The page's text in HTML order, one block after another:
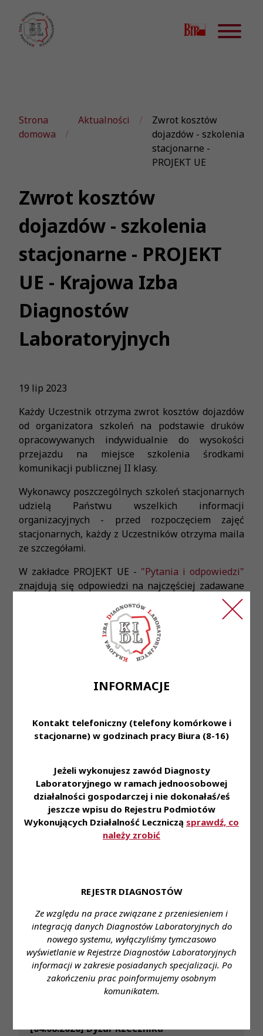
INFORMACJE
Kontakt telefoniczny (telefony komórkowe i
stacjonarne) w godzinach pracy Biura (8-16)
Jeżeli wykonujesz zawód Diagnosty
Laboratoryjnego w ramach jednoosobowej
działalności gospodarczej i nie dokonałaś/eś
jeszcze wpisu do Rejestru Podmiotów
Wykonujących Działalność Leczniczą sprawdź, co
należy zrobić
REJESTR DIAGNOSTÓW
Ze względu na prace związane z przeniesieniem i
integracją danych Diagnostów Laboratoryjnych do
nowego systemu, wyłączyliśmy tymczasowo
wyświetlanie w Rejestrze Diagnostów Laboratoryjnych
informacji w zakresie posiadanych specjalizacji. Po
zakończeniu prac poinformujemy osobnym
komunikatem.
Strona
domowa
Aktualności
Zwrot kosztów
dojazdów - szkolenia
stacjonarne -
PROJEKT UE
Zwrot kosztów
dojazdów - szkolenia
stacjonarne - PROJEKT
UE - Krajowa Izba
Diagnostów
Laboratoryjnych
19 lip 2023
Każdy Uczestnik otrzyma zwrot kosztów dojazdów
od organizatora szkoleń na podstawie druków
opracowywanych indywidualnie do wysokości
przejazdu na miejsce szkolenia środkami
komunikacji publicznej II klasy.
Wykonawcy poszczególnych szkoleń stacjonarnych
udzielą Państwu wszelkich informacji
organizacyjnych - przed rozpoczęciem zajęć
stacjonarnych, każdy z Uczestników otrzyma maila
ze szczegółami.
W zakładce PROJEKT UE - "Pytania i odpowiedzi"
znajdują się odpowiedzi na najczęściej zadawane
W razie dodatkowych pytań zapraszamy również
do kontaktu telefonicznego: 607 106 377.
Przeczytaj również
6 sie 2026
Komunikat Prezes KRDL z dnia 6.08.2026
31 lip 2026
Diagnosta laboratoryjny 2/2026 już jest!
[04.08.2026] Dyżur Rzecznika